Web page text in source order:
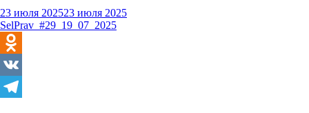
23 июля 202523 июля 2025
SelPrav_#29_19_07_2025
Odnoklassniki
VK